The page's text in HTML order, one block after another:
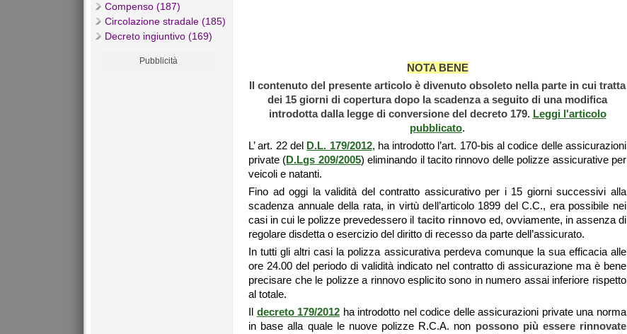
Compenso (187)
Circolazione stradale (185)
Decreto ingiuntivo (169)
Pubblicità
NOTA BENE
Il contenuto del presente articolo è divenuto obsoleto nella parte in cui tratta
dei 15 giorni di copertura dopo la scadenza a seguito di una modifica
introdotta dalla legge di conversione del decreto 179. Leggi l'articolo
pubblicato.
L’ art. 22 del D.L. 179/2012, ha introdotto l’art. 170-bis al codice delle assicurazioni
private (D.Lgs 209/2005) eliminando il tacito rinnovo delle polizze assicurative per
veicoli e natanti.
Fino ad oggi la validità del contratto assicurativo per i 15 giorni successivi alla
scadenza annuale della rata, in virtù dell’articolo 1899 del C.C., era possibile nei
casi in cui le polizze prevedessero il tacito rinnovoed, ovviamente, in assenza di
regolare disdetta o esercizio del diritto di recesso da parte dell’assicurato.
In tutti gli altri casi la polizza assicurativa perdeva comunque la sua efficacia alle
ore 24.00 del periodo di validità indicato nel contratto di assicurazione ma è bene
precisare che le polizze a rinnovo esplicito sono in numero assai inferiore rispetto
al totale.
Il decreto 179/2012 ha introdotto nel codice delle assicurazioni private una norma
in base alla quale le nuove polizze R.C.A. non possono più essere rinnovate